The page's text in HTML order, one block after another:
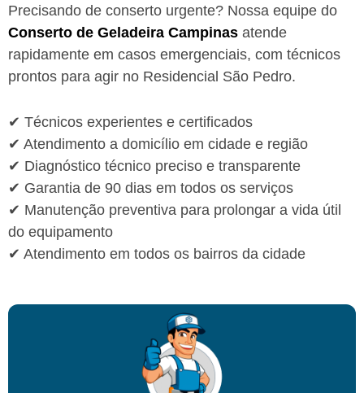
Precisando de conserto urgente? Nossa equipe do
Conserto de Geladeira Campinas atende
rapidamente em casos emergenciais, com técnicos
prontos para agir no Residencial São Pedro.
✔ Técnicos experientes e certificados
✔ Atendimento a domicílio em cidade e região
✔ Diagnóstico técnico preciso e transparente
✔ Garantia de 90 dias em todos os serviços
✔ Manutenção preventiva para prolongar a vida útil
do equipamento
✔ Atendimento em todos os bairros da cidade